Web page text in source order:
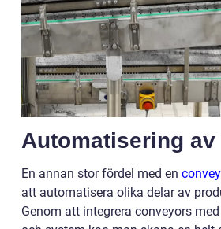
Automatisering
En annan stor fördel med en
att automatisera olika delar av
Genom att integrera conveyors